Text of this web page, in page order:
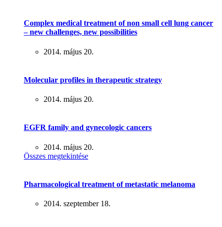
Complex medical treatment of non small cell lung cancer
– new challenges, new possibilities
2014. május 20.
Molecular profiles in therapeutic strategy
2014. május 20.
EGFR family and gynecologic cancers
2014. május 20.
Összes megtekintése
Pharmacological treatment of metastatic melanoma
2014. szeptember 18.